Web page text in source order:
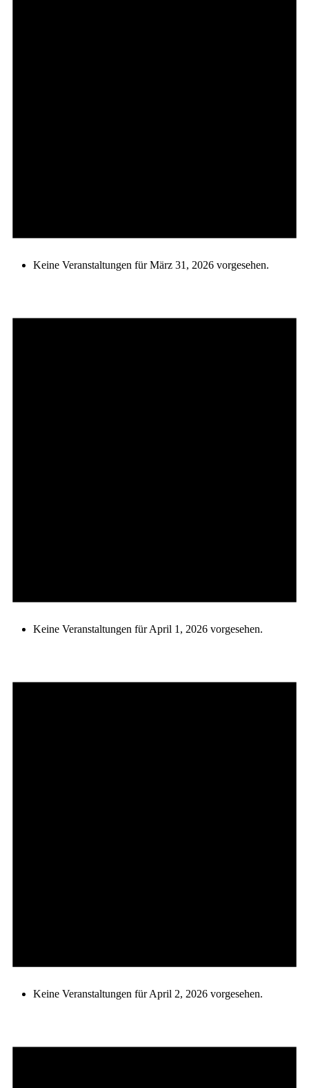
Keine Veranstaltungen für März 31, 2026 vorgesehen.
Keine Veranstaltungen für April 1, 2026 vorgesehen.
Keine Veranstaltungen für April 2, 2026 vorgesehen.